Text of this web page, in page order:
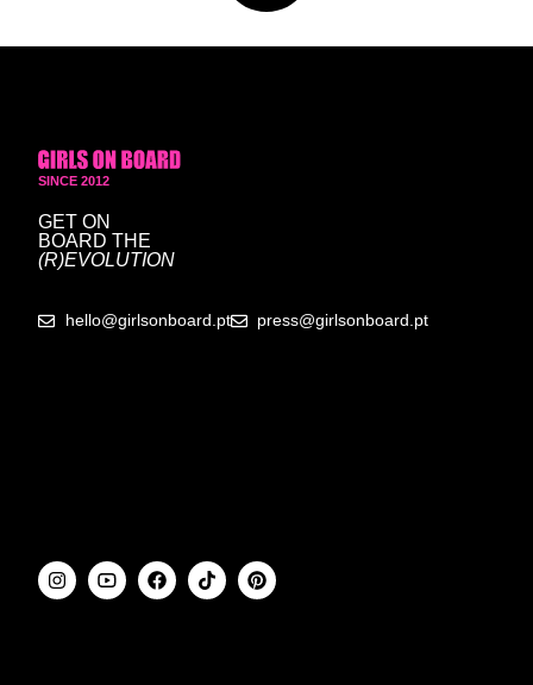
SINCE 2012
GET ON
BOARD THE
(R)EVOLUTION
hello@girlsonboard.pt press@girlsonboard.pt